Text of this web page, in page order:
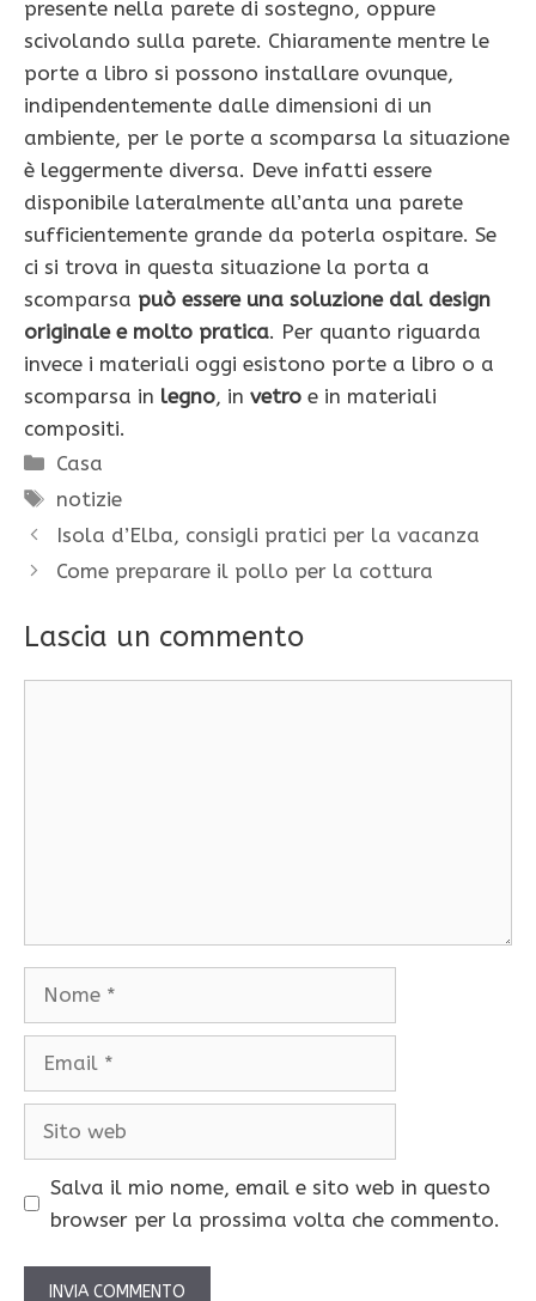
presente nella parete di sostegno, oppure
scivolando sulla parete. Chiaramente mentre le
porte a libro si possono installare ovunque,
indipendentemente dalle dimensioni di un
ambiente, per le porte a scomparsa la situazione
è leggermente diversa. Deve infatti essere
disponibile lateralmente all’anta una parete
sufficientemente grande da poterla ospitare. Se
ci si trova in questa situazione la porta a
scomparsa può essere una soluzione dal design
originale e molto pratica. Per quanto riguarda
invece i materiali oggi esistono porte a libro o a
scomparsa in legno, in vetro e in materiali
compositi.
Categorie
Casa
Tag
notizie
Isola d’Elba, consigli pratici per la vacanza
Come preparare il pollo per la cottura
Lascia un commento
Salva il mio nome, email e sito web in questo
browser per la prossima volta che commento.